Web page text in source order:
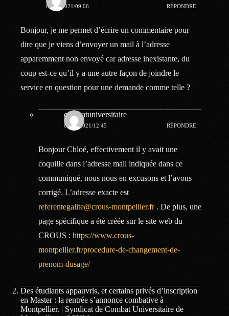
03.07.2021/09:06 RÉPONDRE
Bonjour, je me permet d’écrire un commentaire pour
dire que je viens d’envoyer un mail à l’adresse
apparemment non envoyé car adresse inexistante, du
coup est-ce qu’il y a une autre façon de joindre le
service en question pour une demande comme telle ?
combatuniversitaire
03.07.2021/12:45 RÉPONDRE
Bonjour Chloé, effectivement il y avait une
coquille dans l’adresse mail indiquée dans ce
communiqué, nous nous en excusons et l’avons
corrigé. L’adresse exacte est
referentegalite@crous-montpellier.fr. De plus, une
page spécifique a été créée sur le site web du
CROUS : https://www.crous-
montpellier.fr/procedure-de-changement-de-
prenom-dusage/
Des étudiants appauvris, et certains privés d’inscription
en Master : la rentrée s’annonce combative à
Montpellier. | Syndicat de Combat Universitaire de